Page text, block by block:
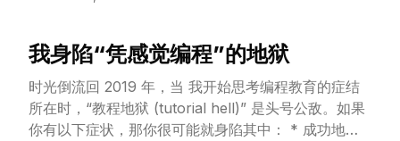
clarity**.
我身陷“凭感觉编程”的地狱
时光倒流回 2019 年，当 我开始思考编程教育的症结
所在时，“教程地狱 (tutorial hell)” 是头号公敌。如果
你有以下症状，那你很可能就身陷其中： * 成功地跟
View Article